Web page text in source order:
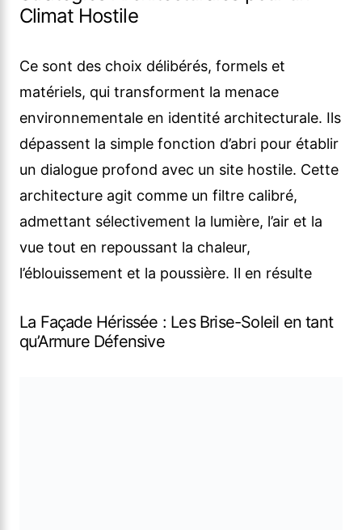
Climat Hostile
Ce sont des choix délibérés, formels et
matériels, qui transforment la menace
environnementale en identité architecturale. Ils
dépassent la simple fonction d’abri pour établir
un dialogue profond avec un site hostile. Cette
architecture agit comme un filtre calibré,
admettant sélectivement la lumière, l’air et la
vue tout en repoussant la chaleur,
l’éblouissement et la poussière. Il en résulte
La Façade Hérissée : Les Brise-Soleil en tant
qu’Armure Défensive